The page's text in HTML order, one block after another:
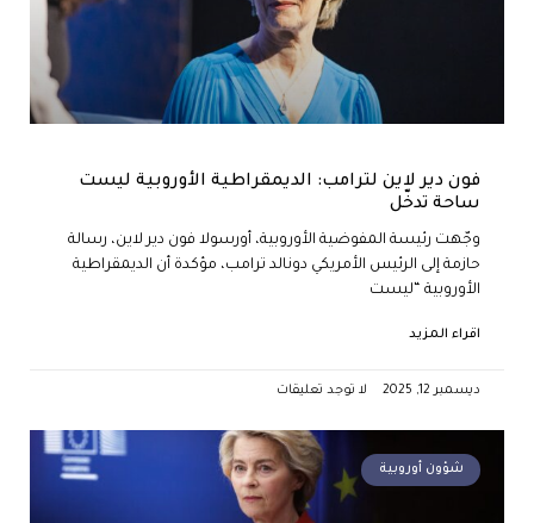
فون دير لاين لترامب: الديمقراطية الأوروبية ليست
ساحة تدخّل
وجّهت رئيسة المفوضية الأوروبية، أورسولا فون دير لاين، رسالة
حازمة إلى الرئيس الأمريكي دونالد ترامب، مؤكدة أن الديمقراطية
الأوروبية “ليست
اقراء المزيد
ديسمبر 12, 2025 لا توجد تعليقات
شؤون أوروبية